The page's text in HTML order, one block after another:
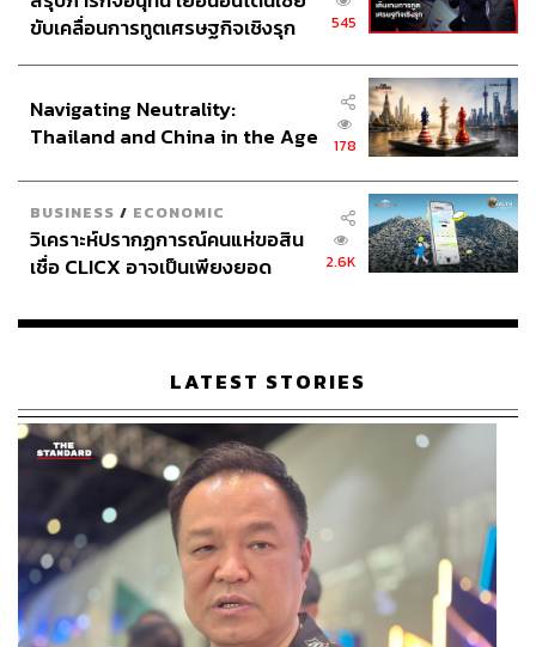
ขับเคลื่อนการทูตเศรษฐกิจเชิงรุก
545
Navigating Neutrality:
Thailand and China in the Age
178
BUSINESS / ECONOMIC
วิเคราะห์ปรากฏการณ์คนแห่ขอสิน
เชื่อ CLICX อาจเป็นเพียงยอด
เรือนไทยที่ถูกซุกไว้
2.6K
LATEST STORIES